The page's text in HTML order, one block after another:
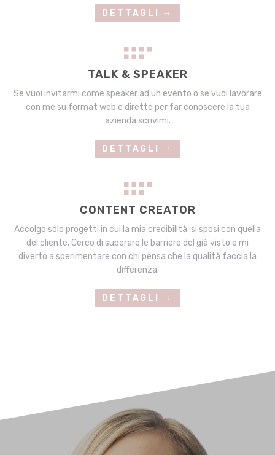
DETTAGLI
TALK & SPEAKER
Se vuoi invitarmi come speaker ad un evento o se vuoi lavorare
con me su format web e dirette per far conoscere la tua
azienda scrivimi.
DETTAGLI
CONTENT CREATOR
Accolgo solo progetti in cui la mia credibilità si sposi con quella
del cliente. Cerco di superare le barriere del già visto e mi
diverto a sperimentare con chi pensa che la qualità faccia la
differenza.
DETTAGLI